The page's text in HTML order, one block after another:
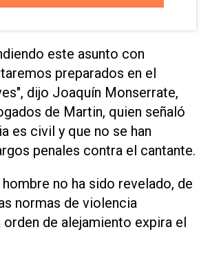
este asunto con
preparados en el
dijo Joaquín Monserrate,
de Martin, quien señaló
es civil y que no se han
penales contra el cantante.
no ha sido revelado, de
normas de violencia
de alejamiento expira el